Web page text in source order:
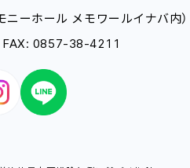
ニーホール メモワールイナバ内）
0857-38-4211